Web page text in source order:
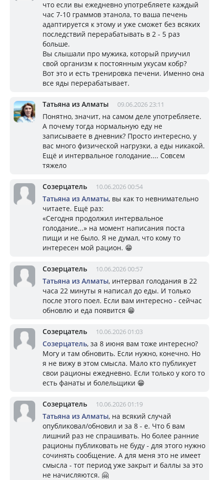
что если вы ежедневно употребляете каждый
час 7-10 граммов этанола, то ваша печень
адаптируется к этому и уже сможет без всяких
последствий перерабатывать в 2 - 5 раз
больше.
Вы слышали про мужика, который приучил
свой организм к постоянным укусам кобр?
Вот это и есть тренировка печени. Именно она
все яды перерабатывает.
Татьяна из Алматы 09.06.2026 23:11
Понятно, значит, на самом деле употребляете.
А почему тогда нормальную еду не
записываете в дневник? Просто интересно, у
вас много физической нагрузки, а еды никакой.
Ещё и интервальное голодание.... Совсем
тяжело
Созерцатель 10.06.2026 00:54
Татьяна из Алматы, вы как то невнимательно
читаете. Ещё раз:
«Сегодня продолжил интервальное
голодание...» на момент написания поста
пищи и не было. Я не думал, что кому то
интересен мой рацион. 😁
Созерцатель 10.06.2026 00:57
Татьяна из Алматы, интервал голодания в 22
часа 22 минуты я написал до еды. И только
после этого поел. Если вам интересно - сейчас
обновлю и еда появится 😁
Созерцатель 10.06.2026 01:03
Созерцатель, за 8 июня вам тоже интересно?
Могу и там обновить. Если нужно, конечно. Но
я не вижу в этом смысла. Мало кто публикует
свои рационы ежедневно. Если только у кого то
есть фанаты и болельщики 😁
Созерцатель 10.06.2026 01:19
Татьяна из Алматы, на всякий случай
опубликовал/обновил и за 8 - е. Что б вам
лишний раз не спрашивать. Но более ранние
рационы публиковать не буду - для этого нужно
сочинять сообщение. А для меня это не имеет
смысла - тот период уже закрыт и баллы за это
не начисляются. 🤗